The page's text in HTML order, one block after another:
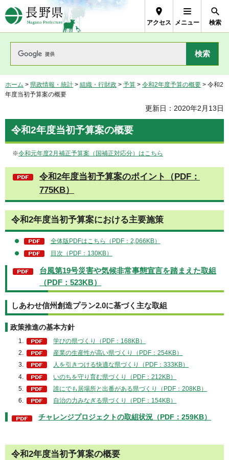
長野県Nagano Prefecture
アクセス メニュー 検索
ホーム > 県政情報・統計 > 組織・行財政 > 予算 > 令和2年度予算の概要 > 令和2
年度当初予算案の概要
更新日：2020年2月13日
令和2年度当初予算案の概要
※令和元年度2月補正予算案（国補正対応分）はこちら
令和2年度当初予算案のポイント（PDF：
775KB）
令和2年度当初予算案における主要施策
全体版PDFはこちら（PDF：2,066KB）
目次（PDF：130KB）
台風第19号災害や気候非常事態宣言を踏まえた取組
（PDF：523KB）
しあわせ信州創造プラン2.0に基づく主な取組
政策推進の基本方針
学びの県づくり（PDF：168KB）
産業の生産性が高い県づくり（PDF：254KB）
人を引きつける快適な県づくり（PDF：333KB）
いのちを守り育む県づくり（PDF：212KB）
誰にでも居場所と出番がある県づくり（PDF：208KB）
自治の力みなぎる県づくり（PDF：154KB）
チャレンジプロジェクトの取組状況（PDF：259KB）
令和2年度当初予算案の概要